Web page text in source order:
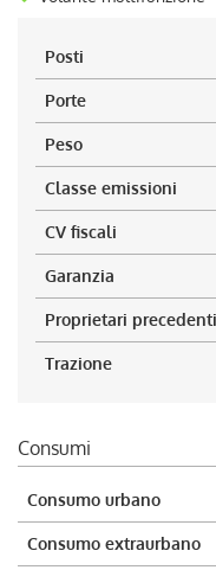
Posti
Porte
Peso
Classe emissioni
CV fiscali
Garanzia
Proprietari precedenti
Trazione
Consumi
Consumo urbano
Consumo extraurbano